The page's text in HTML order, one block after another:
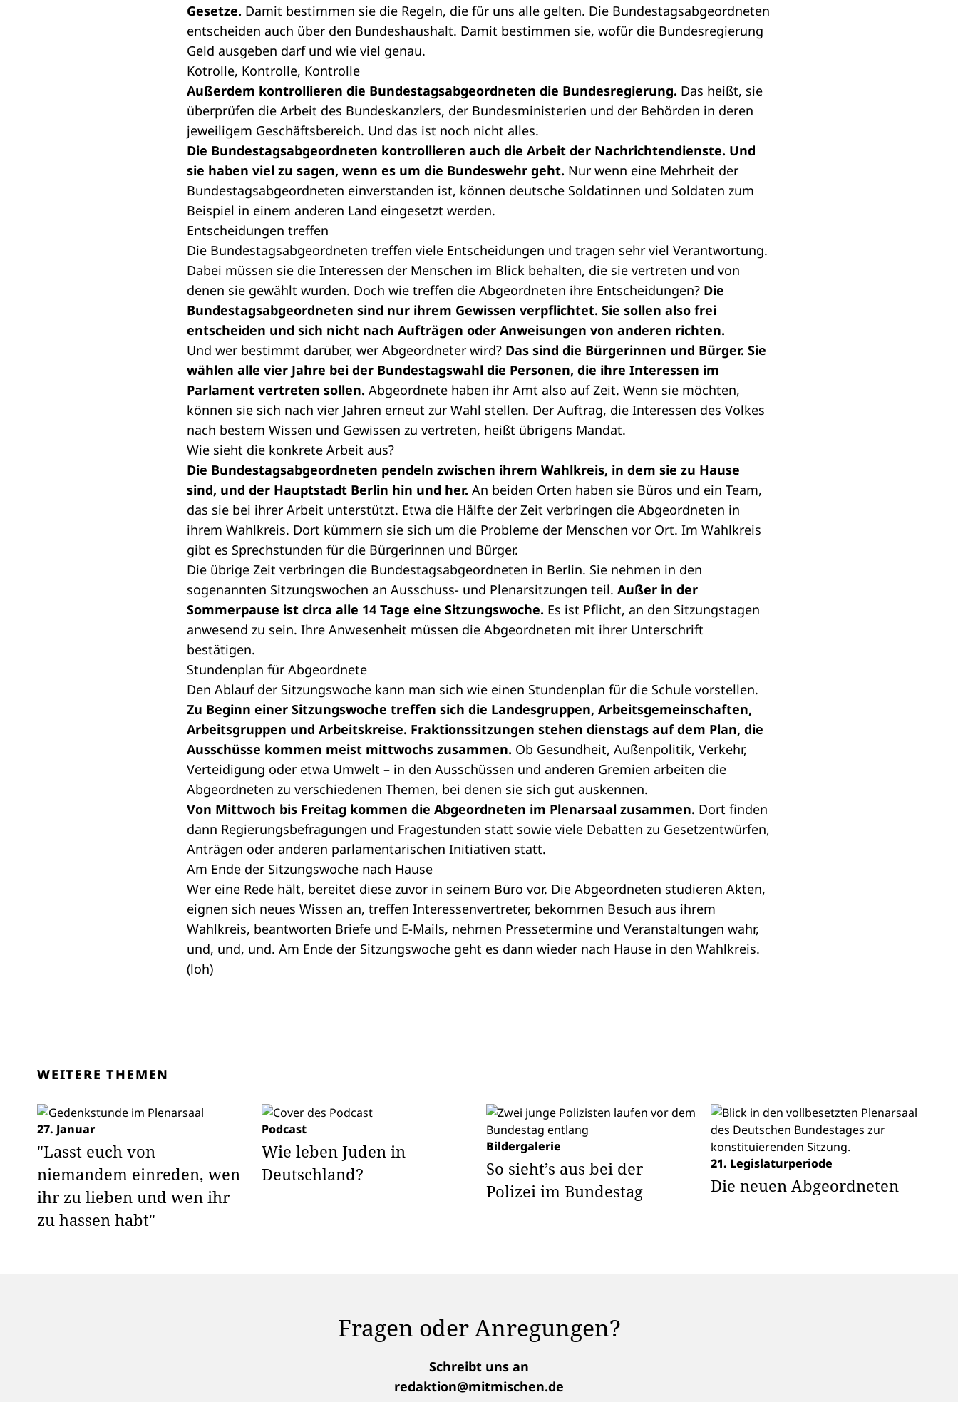
Gesetze. Damit bestimmen sie die Regeln, die für uns alle gelten. Die Bundestagsabgeordneten
entscheiden auch über den Bundeshaushalt. Damit bestimmen sie, wofür die Bundesregierung
Geld ausgeben darf und wie viel genau.
Kotrolle, Kontrolle, Kontrolle
Außerdem kontrollieren die Bundestagsabgeordneten die Bundesregierung. Das heißt, sie
überprüfen die Arbeit des Bundeskanzlers, der Bundesministerien und der Behörden in deren
jeweiligem Geschäftsbereich. Und das ist noch nicht alles.
Die Bundestagsabgeordneten kontrollieren auch die Arbeit der Nachrichtendienste. Und
sie haben viel zu sagen, wenn es um die Bundeswehr geht. Nur wenn eine Mehrheit der
Bundestagsabgeordneten einverstanden ist, können deutsche Soldatinnen und Soldaten zum
Beispiel in einem anderen Land eingesetzt werden.
Entscheidungen treffen
Die Bundestagsabgeordneten treffen viele Entscheidungen und tragen sehr viel Verantwortung.
Dabei müssen sie die Interessen der Menschen im Blick behalten, die sie vertreten und von
denen sie gewählt wurden. Doch wie treffen die Abgeordneten ihre Entscheidungen? Die
Bundestagsabgeordneten sind nur ihrem Gewissen verpflichtet. Sie sollen also frei
entscheiden und sich nicht nach Aufträgen oder Anweisungen von anderen richten.
Und wer bestimmt darüber, wer Abgeordneter wird? Das sind die Bürgerinnen und Bürger. Sie
wählen alle vier Jahre bei der Bundestagswahl die Personen, die ihre Interessen im
Parlament vertreten sollen. Abgeordnete haben ihr Amt also auf Zeit. Wenn sie möchten,
können sie sich nach vier Jahren erneut zur Wahl stellen. Der Auftrag, die Interessen des Volkes
nach bestem Wissen und Gewissen zu vertreten, heißt übrigens Mandat.
Wie sieht die konkrete Arbeit aus?
Die Bundestagsabgeordneten pendeln zwischen ihrem Wahlkreis, in dem sie zu Hause
sind, und der Hauptstadt Berlin hin und her. An beiden Orten haben sie Büros und ein Team,
das sie bei ihrer Arbeit unterstützt. Etwa die Hälfte der Zeit verbringen die Abgeordneten in
ihrem Wahlkreis. Dort kümmern sie sich um die Probleme der Menschen vor Ort. Im Wahlkreis
gibt es Sprechstunden für die Bürgerinnen und Bürger.
Die übrige Zeit verbringen die Bundestagsabgeordneten in Berlin. Sie nehmen in den
sogenannten Sitzungswochen an Ausschuss- und Plenarsitzungen teil. Außer in der
Sommerpause ist circa alle 14 Tage eine Sitzungswoche. Es ist Pflicht, an den Sitzungstagen
anwesend zu sein. Ihre Anwesenheit müssen die Abgeordneten mit ihrer Unterschrift
bestätigen.
Stundenplan für Abgeordnete
Den Ablauf der Sitzungswoche kann man sich wie einen Stundenplan für die Schule vorstellen.
Zu Beginn einer Sitzungswoche treffen sich die Landesgruppen, Arbeitsgemeinschaften,
Arbeitsgruppen und Arbeitskreise. Fraktionssitzungen stehen dienstags auf dem Plan, die
Ausschüsse kommen meist mittwochs zusammen. Ob Gesundheit, Außenpolitik, Verkehr,
Verteidigung oder etwa Umwelt – in den Ausschüssen und anderen Gremien arbeiten die
Abgeordneten zu verschiedenen Themen, bei denen sie sich gut auskennen.
Von Mittwoch bis Freitag kommen die Abgeordneten im Plenarsaal zusammen. Dort finden
dann Regierungsbefragungen und Fragestunden statt sowie viele Debatten zu Gesetzentwürfen,
Anträgen oder anderen parlamentarischen Initiativen statt.
Am Ende der Sitzungswoche nach Hause
Wer eine Rede hält, bereitet diese zuvor in seinem Büro vor. Die Abgeordneten studieren Akten,
eignen sich neues Wissen an, treffen Interessenvertreter, bekommen Besuch aus ihrem
Wahlkreis, beantworten Briefe und E-Mails, nehmen Pressetermine und Veranstaltungen wahr,
und, und, und. Am Ende der Sitzungswoche geht es dann wieder nach Hause in den Wahlkreis.
(loh)
WEITERE THEMEN
27. Januar
"Lasst euch von
niemandem einreden, wen
ihr zu lieben und wen ihr
zu hassen habt"
Podcast
Wie leben Juden in
Deutschland?
Bildergalerie
So sieht’s aus bei der
Polizei im Bundestag
21. Legislaturperiode
Die neuen Abgeordneten
Fragen oder Anregungen?
Schreibt uns an
redaktion@mitmischen.de